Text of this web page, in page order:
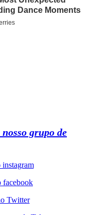
grupo de
facebook
Twitter